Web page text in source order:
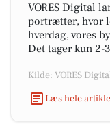
VORES Digital
portrætter, hvor
hverdag, vores
Det tager kun
Kilde: VORES
Læs hele